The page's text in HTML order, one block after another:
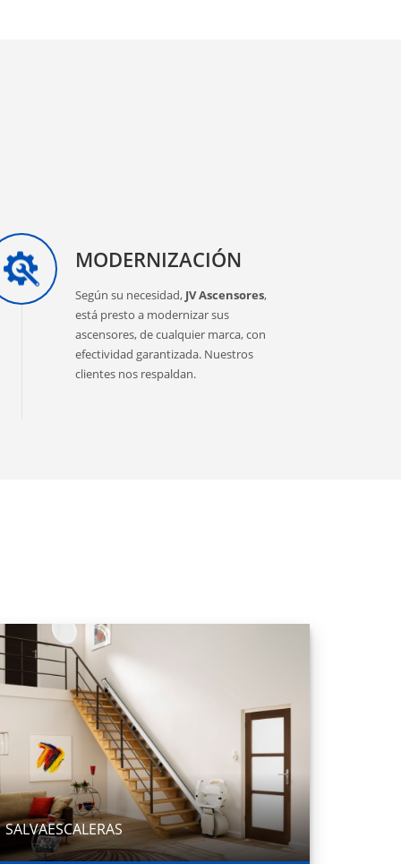
MODERNIZACIÓN
Según su necesidad, JV Ascensores,
está presto a modernizar sus
ascensores, de cualquier marca, con
efectividad garantizada. Nuestros
clientes nos respaldan.
SALVAESCALERAS